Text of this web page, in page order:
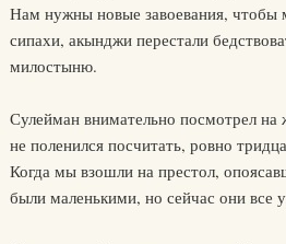
Нам нужны новые завоевания, чтобы
сипахи, акынджи перестали
милостыню.
Сулейман внимательно посмотрел
не поленился посчитать, ровно
Когда мы взошли на престол,
были маленькими, но сейчас они все